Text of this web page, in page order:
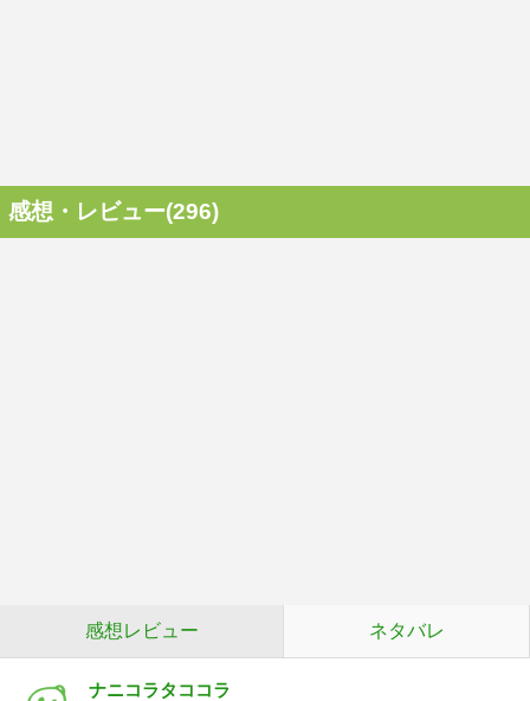
感想・レビュー(296)
感想レビュー ネタバレ
ナニコラタココラ